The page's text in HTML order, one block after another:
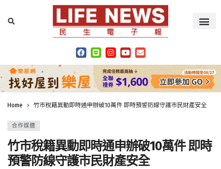
Home 竹市稅籍異動即時通申辦破10萬件 即時預警防線守護市民財產安全
合作媒體
竹市稅籍異動即時通申辦破10萬件 即時
預警防線守護市民財產安全